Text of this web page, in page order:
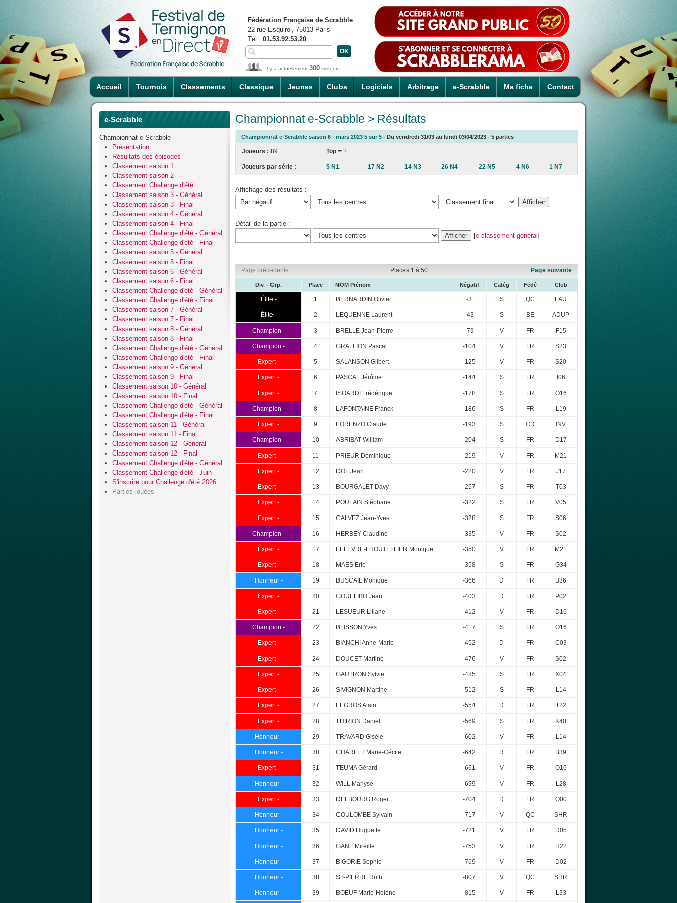
Accueil Tournois Classements Classique Jeunes Clubs Logiciels Arbitrage e-Scrabble Ma fiche Contact
Fédération Française de Scrabble
22 rue Esquirol, 75013 Paris
Tél : 01.53.92.53.20
Il y a actuellement 300 visiteurs
e-Scrabble
Championnat e-Scrabble
Présentation
Résultats des épisodes
Classement saison 1
Classement saison 2
Classement Challenge d'été
Classement saison 3 - Général
Classement saison 3 - Final
Classement saison 4 - Général
Classement saison 4 - Final
Classement Challenge d'été - Général
Classement Challenge d'été - Final
Classement saison 5 - Général
Classement saison 5 - Final
Classement saison 6 - Général
Classement saison 6 - Final
Classement Challenge d'été - Général
Classement Challenge d'été - Final
Classement saison 7 - Général
Classement saison 7 - Final
Classement saison 8 - Général
Classement saison 8 - Final
Classement Challenge d'été - Général
Classement Challenge d'été - Final
Classement saison 9 - Général
Classement saison 9 - Final
Classement saison 10 - Général
Classement saison 10 - Final
Classement Challenge d'été - Général
Classement Challenge d'été - Final
Classement saison 11 - Général
Classement saison 11 - Final
Classement saison 12 - Général
Classement saison 12 - Final
Classement Challenge d'été - Général
Classement Challenge d'été - Juin
S'inscrire pour Challenge d'été 2026
Parties jouées
Championnat e-Scrabble > Résultats
Championnat e-Scrabble saison 6 - mars 2023 5 sur 5 - Du vendredi 31/03 au lundi 03/04/2023 - 5 parties
Joueurs : 89 Top = ?
Joueurs par série : 5 N1 17 N2 14 N3 26 N4 22 N5 4 N6 1 N7
Affichage des résultats :
Détail de la partie :
[e-classement général]
Page précedente Places 1 à 50 Page suivante
Div. - Grp. Place NOM Prénom Négatif Catég Fédé Club
Élite - 1 BERNARDIN Olivier -3 S QC LAU
Élite - 2 LEQUENNE Laurent -43 S BE ADUP
Champion - 3 BRELLE Jean-Pierre -79 V FR F15
Champion - 4 GRAFFION Pascal -104 V FR S23
Expert - 5 SALANSON Gilbert -125 V FR S20
Expert - 6 PASCAL Jérôme -144 S FR I06
Expert - 7 ISOARDI Frédérique -178 S FR O16
Champion - 8 LAFONTAINE Franck -186 S FR L19
Expert - 9 LORENZO Claude -193 S CD INV
Champion - 10 ABRIBAT William -204 S FR D17
Expert - 11 PRIEUR Dominique -219 V FR M21
Expert - 12 DOL Jean -220 V FR J17
Expert - 13 BOURGALET Davy -257 S FR T03
Expert - 14 POULAIN Stéphane -322 S FR V05
Expert - 15 CALVEZ Jean-Yves -328 S FR S06
Champion - 16 HERBEY Claudine -335 V FR S02
Expert - 17 LEFEVRE-LHOUTELLIER Monique -350 V FR M21
Expert - 18 MAES Eric -358 S FR G34
Honneur - 19 BUSCAIL Monique -366 D FR B36
Expert - 20 GOUËLIBO Jean -403 D FR P02
Expert - 21 LESUEUR Liliane -412 V FR D16
Champion - 22 BLISSON Yves -417 S FR O16
Expert - 23 BIANCHI Anne-Marie -452 D FR C03
Expert - 24 DOUCET Martine -476 V FR S02
Expert - 25 GAUTRON Sylvie -485 S FR X04
Expert - 26 SIVIGNON Martine -512 S FR L14
Expert - 27 LEGROS Alain -554 D FR T22
Expert - 28 THIRION Daniel -569 S FR K40
Honneur - 29 TRAVARD Gisèle -602 V FR L14
Honneur - 30 CHARLET Marie-Cécile -642 R FR B39
Expert - 31 TEUMA Gérard -661 V FR O16
Honneur - 32 WILL Marlyse -699 V FR L28
Expert - 33 DELBOURG Roger -704 D FR O00
Honneur - 34 COULOMBE Sylvain -717 V QC SHR
Honneur - 35 DAVID Huguette -721 V FR D05
Honneur - 36 GANE Mireille -753 V FR H22
Honneur - 37 BIGORIE Sophie -769 V FR D02
Honneur - 38 ST-PIERRE Ruth -807 V QC SHR
Honneur - 39 BOEUF Marie-Hélène -815 V FR L33